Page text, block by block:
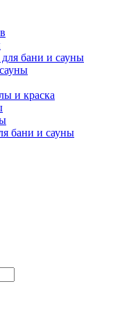
бани и сауны
и краска
бани и сауны